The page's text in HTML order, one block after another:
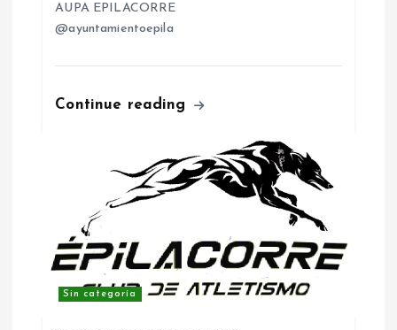
AUPA EPILACORRE
@ayuntamientoepila
Continue reading
Sin categoría